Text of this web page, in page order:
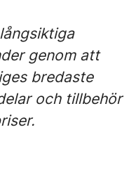
genom att
bredaste
och tillbehör